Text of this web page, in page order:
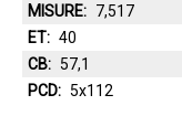
MISURE: 7,517
ET: 40
CB: 57,1
PCD: 5x112